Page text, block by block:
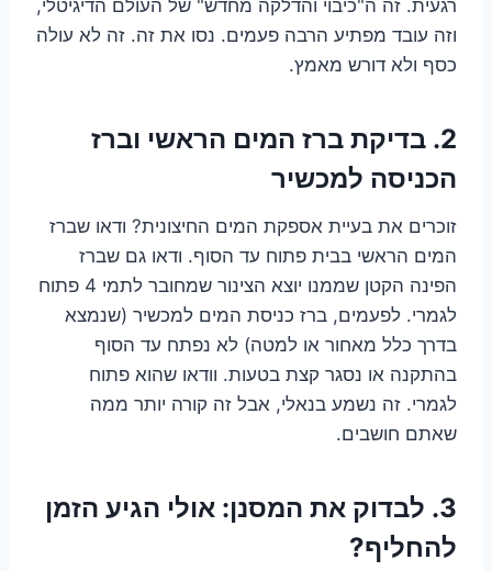
רגעית. זה ה"כיבוי והדלקה מחדש" של העולם הדיגיטלי,
וזה עובד מפתיע הרבה פעמים. נסו את זה. זה לא עולה
כסף ולא דורש מאמץ.
2. בדיקת ברז המים הראשי וברז
הכניסה למכשיר
זוכרים את בעיית אספקת המים החיצונית? ודאו שברז
המים הראשי בבית פתוח עד הסוף. ודאו גם שברז
הפינה הקטן שממנו יוצא הצינור שמחובר לתמי 4 פתוח
לגמרי. לפעמים, ברז כניסת המים למכשיר (שנמצא
בדרך כלל מאחור או למטה) לא נפתח עד הסוף
בהתקנה או נסגר קצת בטעות. וודאו שהוא פתוח
לגמרי. זה נשמע בנאלי, אבל זה קורה יותר ממה
שאתם חושבים.
3. לבדוק את המסנן: אולי הגיע הזמן
להחליף?